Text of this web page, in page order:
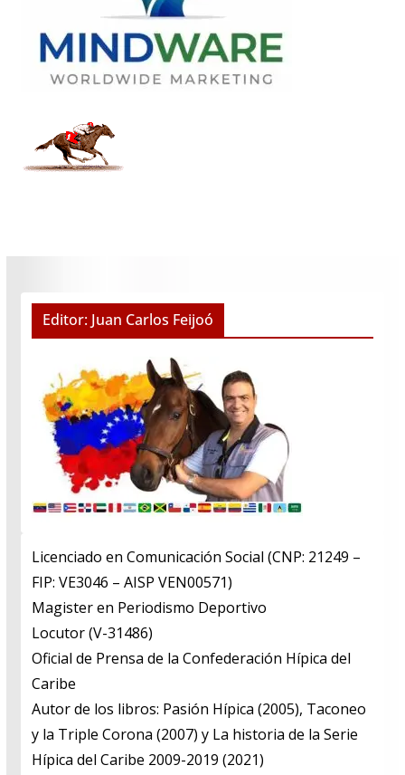
Editor: Juan Carlos Feijoó
Licenciado en Comunicación Social (CNP: 21249 –
FIP: VE3046 – AISP VEN00571)
​Magister en Periodismo Deportivo
​Locutor (V-31486)
​Oficial de Prensa de la Confederación Hípica del
Caribe
​Autor de los libros: Pasión Hípica (2005), Taconeo
y la Triple Corona (2007) y La historia de la Serie
Hípica del Caribe 2009-2019 (2021)